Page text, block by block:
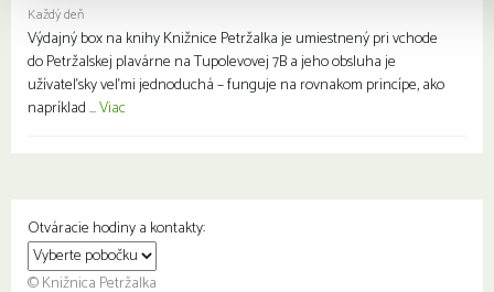
Každý deň
Výdajný box na knihy Knižnice Petržalka je umiestnený pri vchode
do Petržalskej plavárne na Tupolevovej 7B a jeho obsluha je
užívateľsky veľmi jednoduchá – funguje na rovnakom princípe, ako
napríklad ...Viac
Otváracie hodiny a kontakty:
© Knižnica Petržalka